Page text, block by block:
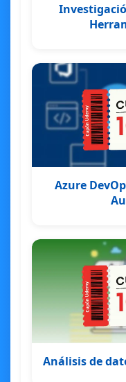
Azure
Análisis de